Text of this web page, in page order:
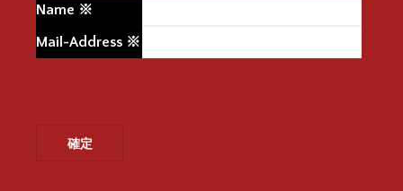
Name ※
Mail-Address ※